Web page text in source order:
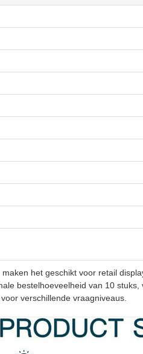
het geschikt voor retail
bestelhoeveelheid van 10
verschillende vraagniveaus.